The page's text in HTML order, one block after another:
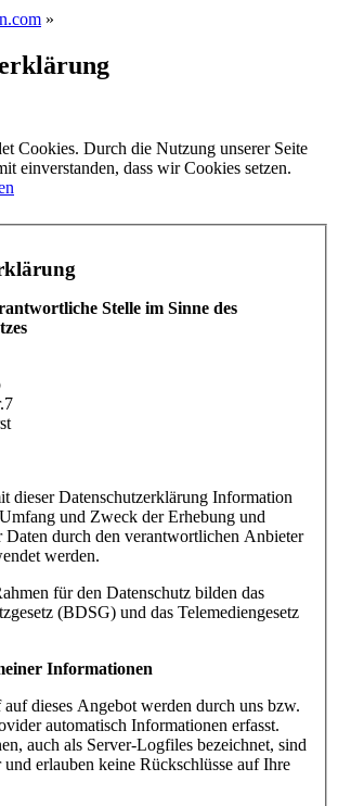
»
Cookies. Durch die Nutzung unserer Seite
einverstanden, dass wir Cookies setzen.
Stelle im Sinne des
dieser Datenschutzerklärung Information
und Zweck der Erhebung und
Daten durch den verantwortlichen Anbieter
werden.
für den Datenschutz bilden das
(BDSG) und das Telemediengesetz
Informationen
dieses Angebot werden durch uns bzw.
automatisch Informationen erfasst.
auch als Server-Logfiles bezeichnet, sind
erlauben keine Rückschlüsse auf Ihre